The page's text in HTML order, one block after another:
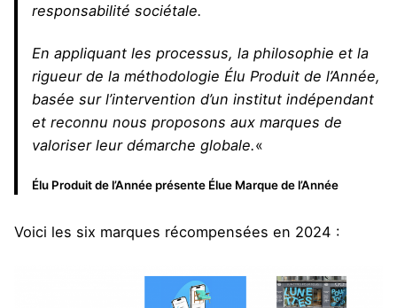
responsabilité sociétale.
En appliquant les processus, la philosophie et la
rigueur de la méthodologie Élu Produit de l’Année,
basée sur l’intervention d’un institut indépendant
et reconnu nous proposons aux marques de
valoriser leur démarche globale.«
Élu Produit de l’Année présente Élue Marque de l’Année
Voici les six marques récompensées en 2024 :